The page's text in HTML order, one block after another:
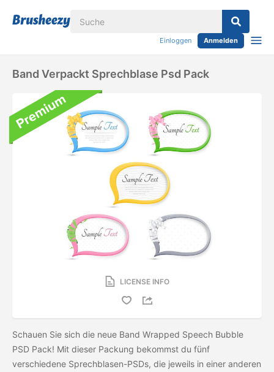
Einloggen Anmelden
Band Verpackt Sprechblase Psd Pack
LICENSE INFO
Schauen Sie sich die neue Band Wrapped Speech Bubble
PSD Pack! Mit dieser Packung bekommst du fünf
verschiedene Sprechblasen-PSDs, die jeweils in einer anderen